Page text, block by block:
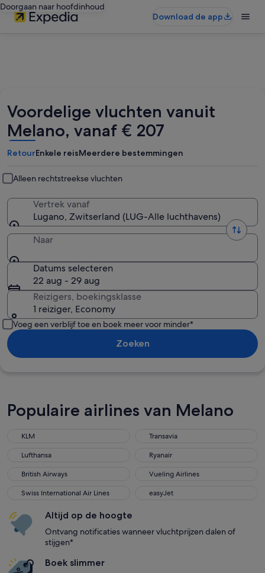
Doorgaan naar hoofdinhoud
Download de app
Voordelige vluchten vanuit
Melano, vanaf € 207
RetourEnkele reisMeerdere bestemmingen
Alleen rechtstreekse vluchten
Vertrek vanaf
Lugano, Zwitserland (LUG-Alle luchthavens)
Naar
Datums selecteren
22 aug - 29 aug
Reizigers, boekingsklasse
1 reiziger, Economy
Voeg een verblijf toe en boek meer voor minder*
Zoeken
Populaire airlines van Melano
KLM
Transavia
Lufthansa
Ryanair
British Airways
Vueling Airlines
Swiss International Air Lines
easyJet
Altijd op de hoogte
Ontvang notificaties wanneer vluchtprijzen dalen of
stijgen*
Boek slimmer